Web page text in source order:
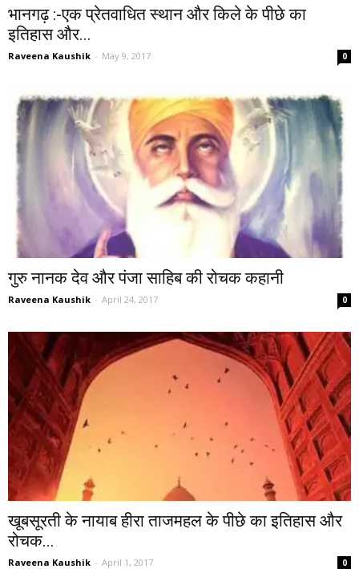
भानगढ़ :-एक प्रेतवाधित स्थान और किले के पीछे का
इतिहास और...
Raveena Kaushik - May 9, 2017 0
गुरु नानक देव और पंजा साहिब की रोचक कहानी
Raveena Kaushik - April 24, 2017 0
खूबसूरती के नायाब हीरा ताजमहल के पीछे का इतिहास और
रोचक...
Raveena Kaushik - April 1, 2017 0